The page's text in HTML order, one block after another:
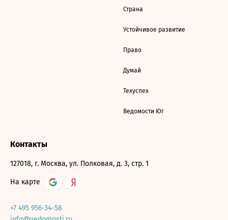
Страна
Устойчивое развитие
Право
Думай
Техуспех
Ведомости Юг
Контакты
127018, г. Москва, ул. Полковая, д. 3, стр. 1
На карте
+7 495 956-34-58